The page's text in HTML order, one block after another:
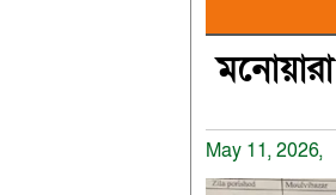
May 11, 2026,